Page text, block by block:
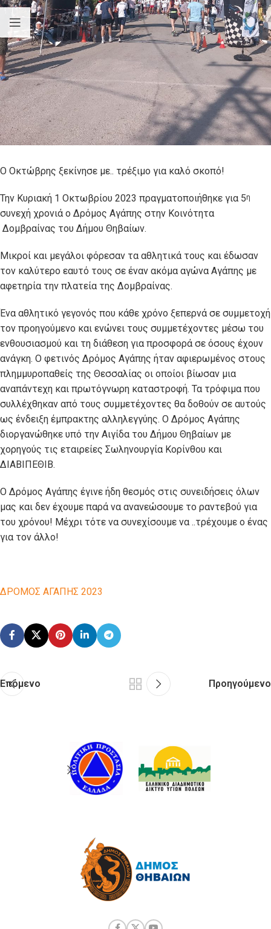
Ο Οκτώβρης ξεκίνησε με.. τρέξιμο για καλό σκοπό!
Την Κυριακή 1 Οκτωβρίου 2023 πραγματοποιήθηκε για 5η
συνεχή χρονιά ο Δρόμος Αγάπης στην Κοινότητα
Δομβραίνας του Δήμου Θηβαίων.
Μικροί και μεγάλοι φόρεσαν τα αθλητικά τους και έδωσαν
τον καλύτερο εαυτό τους σε έναν ακόμα αγώνα Αγάπης με
αφετηρία την πλατεία της Δομβραίνας.
Ένα αθλητικό γεγονός που κάθε χρόνο ξεπερνά σε συμμετοχή
τον προηγούμενο και ενώνει τους συμμετέχοντες μέσω του
ενθουσιασμού και τη διάθεση για προσφορά σε όσους έχουν
ανάγκη. Ο φετινός Δρόμος Αγάπης ήταν αφιερωμένος στους
πλημμυροπαθείς της Θεσσαλίας οι οποίοι βίωσαν μια
αναπάντεχη και πρωτόγνωρη καταστροφή. Τα τρόφιμα που
συλλέχθηκαν από τους συμμετέχοντες θα δοθούν σε αυτούς
ως ένδειξη έμπρακτης αλληλεγγύης. Ο Δρόμος Αγάπης
διοργανώθηκε υπό την Αιγίδα του Δήμου Θηβαίων με
χορηγούς τις εταιρείες Σωληνουργία Κορίνθου και
ΔΙΑBΙΠΕΘΙΒ.
Ο Δρόμος Αγάπης έγινε ήδη θεσμός στις συνειδήσεις όλων
μας και δεν έχουμε παρά να ανανεώσουμε το ραντεβού για
του χρόνου! Μέχρι τότε να συνεχίσουμε να ..τρέχουμε ο ένας
για τον άλλο!
ΔΡΟΜΟΣ ΑΓΑΠΗΣ 2023
Επόμενο Προηγούμενο